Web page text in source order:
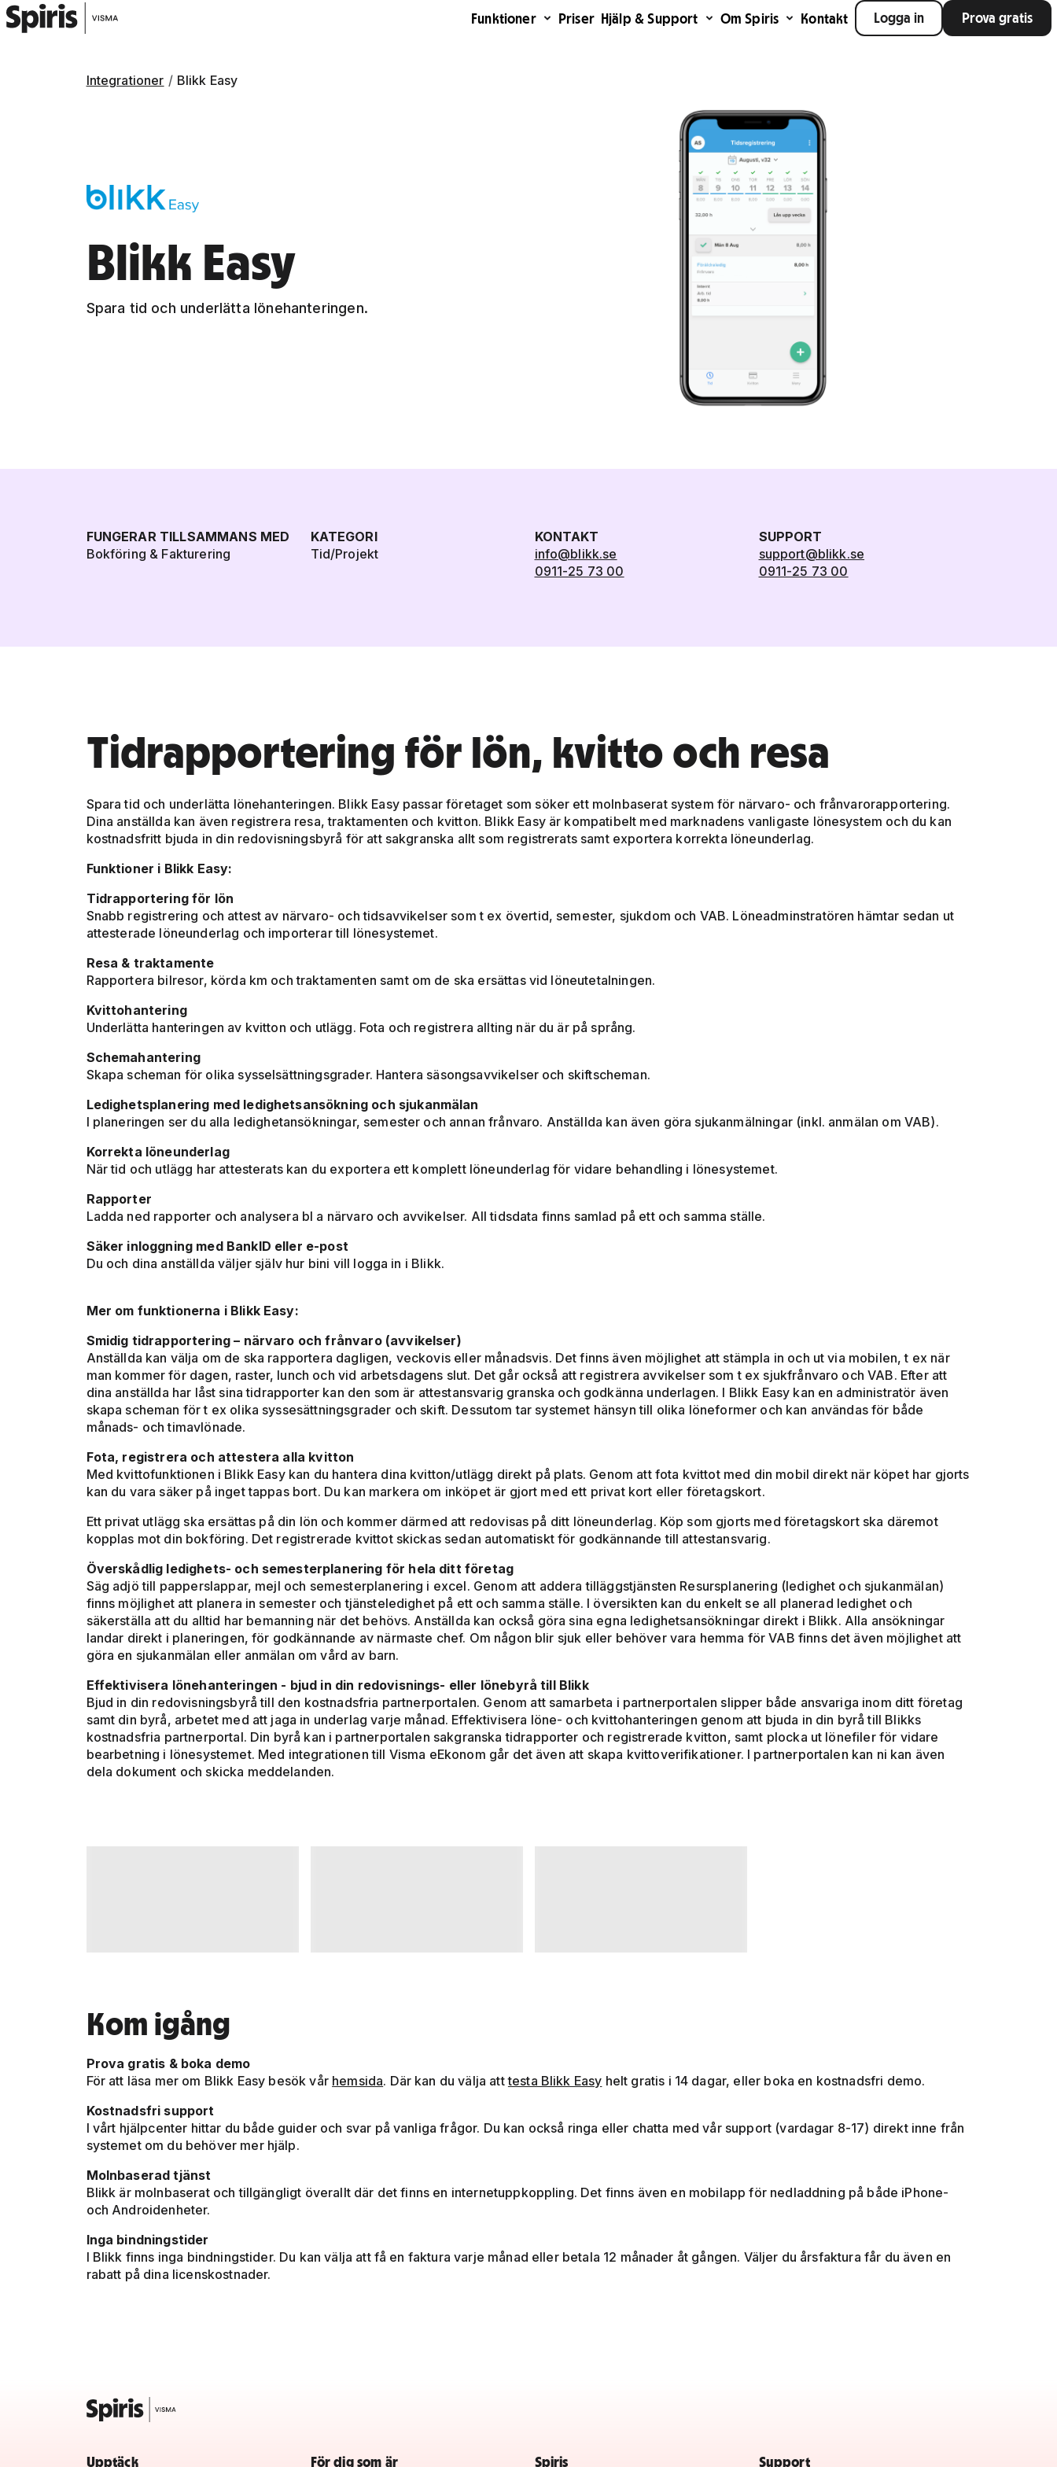
Funktioner Priser Hjälp & Support Om Spiris Kontakt Logga in Prova gratis
Integrationer Blikk Easy
Blikk Easy
Spara tid och underlätta lönehanteringen.
FUNGERAR TILLSAMMANS MED
Bokföring & Fakturering
KATEGORI
Tid/Projekt
KONTAKT
info@blikk.se
0911-25 73 00
SUPPORT
support@blikk.se
0911-25 73 00
Tidrapportering för lön, kvitto och resa
Spara tid och underlätta lönehanteringen. Blikk Easy passar företaget som söker ett molnbaserat system för närvaro- och frånvarorapportering.
Dina anställda kan även registrera resa, traktamenten och kvitton. Blikk Easy är kompatibelt med marknadens vanligaste lönesystem och du kan
kostnadsfritt bjuda in din redovisningsbyrå för att sakgranska allt som registrerats samt exportera korrekta löneunderlag.
Funktioner i Blikk Easy:
Tidrapportering för lön
Snabb registrering och attest av närvaro- och tidsavvikelser som t ex övertid, semester, sjukdom och VAB. Löneadminstratören hämtar sedan ut
attesterade löneunderlag och importerar till lönesystemet.
Resa & traktamente
Rapportera bilresor, körda km och traktamenten samt om de ska ersättas vid löneutetalningen.
Kvittohantering
Underlätta hanteringen av kvitton och utlägg. Fota och registrera allting när du är på språng.
Schemahantering
Skapa scheman för olika sysselsättningsgrader. Hantera säsongsavvikelser och skiftscheman.
Ledighetsplanering med ledighetsansökning och sjukanmälan
I planeringen ser du alla ledighetansökningar, semester och annan frånvaro. Anställda kan även göra sjukanmälningar (inkl. anmälan om VAB).
Korrekta löneunderlag
När tid och utlägg har attesterats kan du exportera ett komplett löneunderlag för vidare behandling i lönesystemet.
Rapporter
Ladda ned rapporter och analysera bl a närvaro och avvikelser. All tidsdata finns samlad på ett och samma ställe.
Säker inloggning med BankID eller e-post
Du och dina anställda väljer själv hur bini vill logga in i Blikk.
Mer om funktionerna i Blikk Easy:
Smidig tidrapportering – närvaro och frånvaro (avvikelser)
Anställda kan välja om de ska rapportera dagligen, veckovis eller månadsvis. Det finns även möjlighet att stämpla in och ut via mobilen, t ex när
man kommer för dagen, raster, lunch och vid arbetsdagens slut. Det går också att registrera avvikelser som t ex sjukfrånvaro och VAB. Efter att
dina anställda har låst sina tidrapporter kan den som är attestansvarig granska och godkänna underlagen. I Blikk Easy kan en administratör även
skapa scheman för t ex olika syssesättningsgrader och skift. Dessutom tar systemet hänsyn till olika löneformer och kan användas för både
månads- och timavlönade.
Fota, registrera och attestera alla kvitton
Med kvittofunktionen i Blikk Easy kan du hantera dina kvitton/utlägg direkt på plats. Genom att fota kvittot med din mobil direkt när köpet har gjorts
kan du vara säker på inget tappas bort. Du kan markera om inköpet är gjort med ett privat kort eller företagskort.
Ett privat utlägg ska ersättas på din lön och kommer därmed att redovisas på ditt löneunderlag. Köp som gjorts med företagskort ska däremot
kopplas mot din bokföring. Det registrerade kvittot skickas sedan automatiskt för godkännande till attestansvarig.
Överskådlig ledighets- och semesterplanering för hela ditt företag
Säg adjö till papperslappar, mejl och semesterplanering i excel. Genom att addera tilläggstjänsten Resursplanering (ledighet och sjukanmälan)
finns möjlighet att planera in semester och tjänsteledighet på ett och samma ställe. I översikten kan du enkelt se all planerad ledighet och
säkerställa att du alltid har bemanning när det behövs. Anställda kan också göra sina egna ledighetsansökningar direkt i Blikk. Alla ansökningar
landar direkt i planeringen, för godkännande av närmaste chef. Om någon blir sjuk eller behöver vara hemma för VAB finns det även möjlighet att
göra en sjukanmälan eller anmälan om vård av barn.
Effektivisera lönehanteringen - bjud in din redovisnings- eller lönebyrå till Blikk
Bjud in din redovisningsbyrå till den kostnadsfria partnerportalen. Genom att samarbeta i partnerportalen slipper både ansvariga inom ditt företag
samt din byrå, arbetet med att jaga in underlag varje månad. Effektivisera löne- och kvittohanteringen genom att bjuda in din byrå till Blikks
kostnadsfria partnerportal. Din byrå kan i partnerportalen sakgranska tidrapporter och registrerade kvitton, samt plocka ut lönefiler för vidare
bearbetning i lönesystemet. Med integrationen till Visma eEkonom går det även att skapa kvittoverifikationer. I partnerportalen kan ni kan även
dela dokument och skicka meddelanden.
Kom igång
Prova gratis & boka demo
För att läsa mer om Blikk Easy besök vår hemsida. Där kan du välja atttesta Blikk Easy helt gratis i 14 dagar, eller boka en kostnadsfri demo.
Kostnadsfri support
I vårt hjälpcenter hittar du både guider och svar på vanliga frågor. Du kan också ringa eller chatta med vår support (vardagar 8-17) direkt inne från
systemet om du behöver mer hjälp.
Molnbaserad tjänst
Blikk är molnbaserat och tillgängligt överallt där det finns en internetuppkoppling. Det finns även en mobilapp för nedladdning på både iPhone-
och Androidenheter.
Inga bindningstider
I Blikk finns inga bindningstider. Du kan välja att få en faktura varje månad eller betala 12 månader åt gången. Väljer du årsfaktura får du även en
rabatt på dina licenskostnader.
Upptäck För dig som är Spiris Support